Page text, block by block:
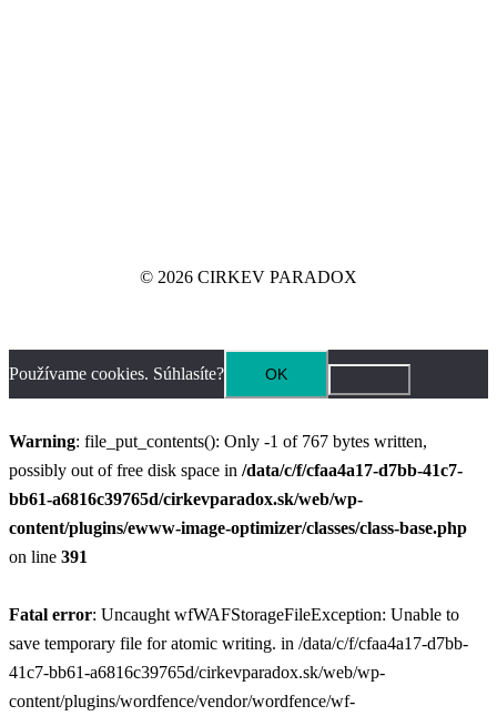
© 2026 CIRKEV PARADOX
Používame cookies. Súhlasíte? OK
Warning: file_put_contents(): Only -1 of 767 bytes written,
possibly out of free disk space in /data/c/f/cfaa4a17-d7bb-41c7-
bb61-a6816c39765d/cirkevparadox.sk/web/wp-
content/plugins/ewww-image-optimizer/classes/class-base.php
on line 391
Fatal error: Uncaught wfWAFStorageFileException: Unable to
save temporary file for atomic writing. in /data/c/f/cfaa4a17-d7bb-
41c7-bb61-a6816c39765d/cirkevparadox.sk/web/wp-
content/plugins/wordfence/vendor/wordfence/wf-